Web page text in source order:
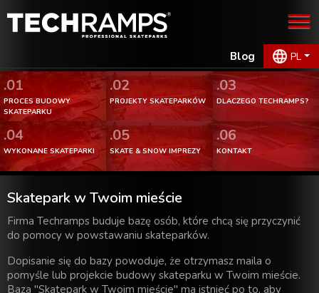
Blog PL
.01
PROCES BUDOWY
SKATEPARKU
.02
PROJEKTY SKATEPARKÓW
.03
DLACZEGO TECHRAMPS?
.04
WYKONANE SKATEPARKI
.05
SKATE & SNOW IMPREZY
.06
KONTAKT
Skatepark w Twoim mieście
Firma Techramps buduje bazę osób, które chcą się przyczynić
do pomocy w powstawaniu skateparków.
Dopisanie się do bazy powoduje, że otrzymasz maila o
pomyśle lub projekcie budowy skateparku w Twoim mieście.
Baza "Skatepark w Twoim mieście" ma istnieć po to, aby